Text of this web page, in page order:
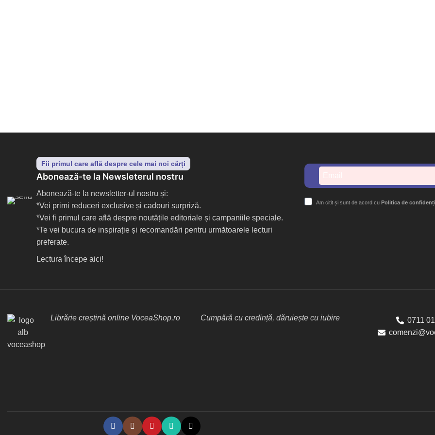
Fii primul care află despre cele mai noi cărți
Abonează-te la Newsleterul nostru
Abonează-te la newsletter-ul nostru și:
*Vei primi reduceri exclusive și cadouri surpriză.
*Vei fi primul care află despre noutățile editoriale și campaniile speciale.
*Te vei bucura de inspirație și recomandări pentru următoarele lecturi
preferate.
Lectura începe aici!
Am citit și sunt de acord cu Politica de
Librărie creștină online VoceaShop.ro Cumpără cu credință, dăruiește cu iubire
0711